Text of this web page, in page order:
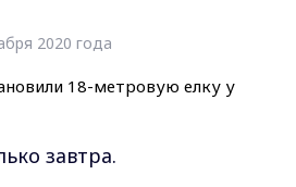
2020 года
завтра.